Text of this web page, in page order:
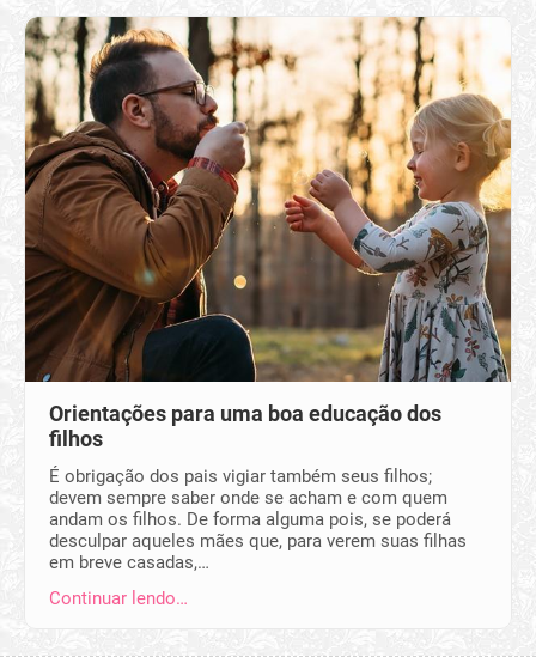
Orientações para uma boa educação dos
filhos
É obrigação dos pais vigiar também seus filhos;
devem sempre saber onde se acham e com quem
andam os filhos. De forma alguma pois, se poderá
desculpar aqueles mães que, para verem suas filhas
em breve casadas,…
Continuar lendo…